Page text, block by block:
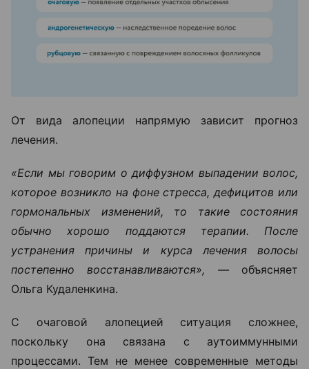
От вида алопеции напрямую зависит прогноз
лечения.
«Если мы говорим о диффузном выпадении волос,
которое возникло на фоне стресса, дефицитов или
гормональных изменений, то такие состояния
обычно хорошо поддаются терапии. После
устранения причины и курса лечения волосы
постепенно восстанавливаются», —объясняет
Ольга Кудаленкина.
С очаговой алопецией ситуация сложнее,
поскольку она связана с аутоиммунными
процессами. Тем не менее современные методы